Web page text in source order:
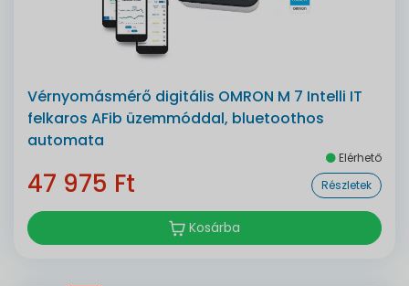
Vérnyomásmérő digitális OMRON M 7 Intelli IT
felkaros AFib üzemmóddal, bluetoothos
automata
Elérhető
47 975 Ft Részletek
Kosárba